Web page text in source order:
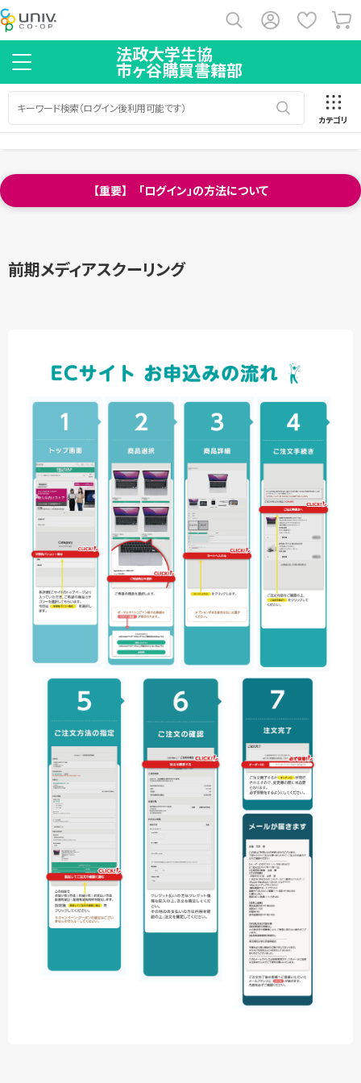
法政大学生協
市ヶ谷購買書籍部
カテゴリ
【重要】 「ログイン」の方法について
前期メディアスクーリング